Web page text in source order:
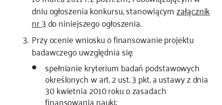
dniu ogłoszenia konkursu, stanowiącymzałącznik
nr 3do niniejszego ogłoszenia.
Przy ocenie wniosku o finansowanie projektu
badawczego uwzględnia się:
spełnianie kryterium badań podstawowych
określonych w art. 2 ust. 3 pkt. a ustawy z dnia
30 kwietnia 2010 roku o zasadach
finansowania nauki;